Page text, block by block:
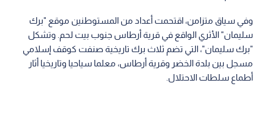
وفي سياق متزامن، اقتحمت أعداد من المستوطنين موقع "برك
سليمان" الأثري الواقع في قرية أرطاس جنوب بيت لحم. وتشكل
"برك سليمان"، التي تضم ثلاث برك تاريخية صنفت كوقف إسلامي
مسجل بين بلدة الخضر وقرية أرطاس، معلما سياحيا وتاريخيا أثار
أطماع سلطات الاحتلال.